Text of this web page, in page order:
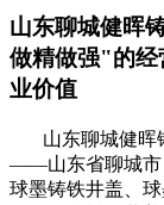
山东聊城健晖
做精做强"的经
业价值
山东聊城健晖
——山东省聊城市
球墨铸铁井盖、